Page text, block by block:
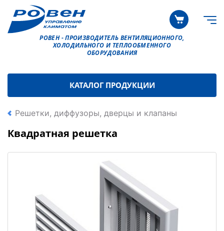
РОВЕН - ПРОИЗВОДИТЕЛЬ ВЕНТИЛЯЦИОННОГО,
ХОЛОДИЛЬНОГО И ТЕПЛООБМЕННОГО
ОБОРУДОВАНИЯ
КАТАЛОГ ПРОДУКЦИИ
Решетки, диффузоры, дверцы и клапаны
Квадратная решетка